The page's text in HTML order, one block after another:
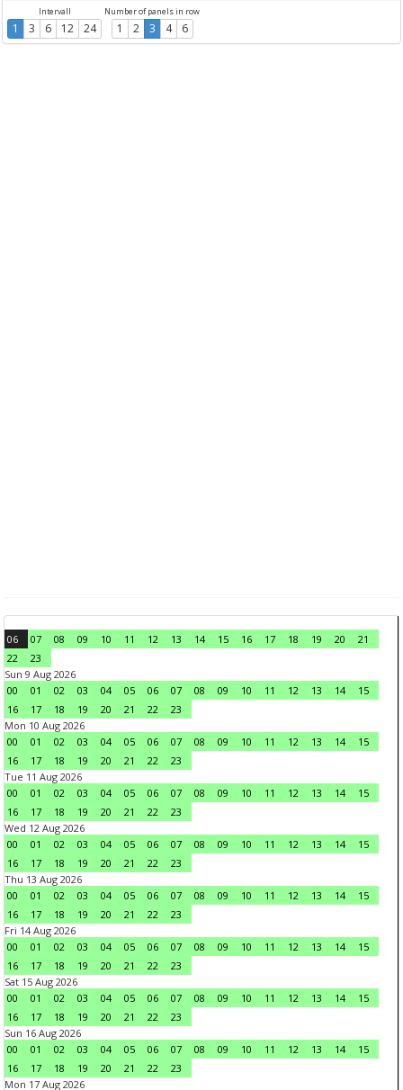
Intervall
1 3 6 12 24
Number of panels in row
1 2 3 4 6
06 07 08 09 10 11 12 13 14 15 16 17 18 19 20
21
22
23
Sun 9 Aug 2026
00
01 02 03 04 05 06 07 08 09 10 11 12 13 14
15
16
17 18 19 20 21 22
23
Mon 10 Aug 2026
00
01 02 03 04 05 06 07 08 09 10 11 12 13 14
15
16
17 18 19 20 21 22
23
Tue 11 Aug 2026
00
01 02 03 04 05 06 07 08 09 10 11 12 13 14
15
16
17 18 19 20 21 22
23
Wed 12 Aug 2026
00
01 02 03 04 05 06 07 08 09 10 11 12 13 14
15
16
17 18 19 20 21 22
23
Thu 13 Aug 2026
00
01 02 03 04 05 06 07 08 09 10 11 12 13 14
15
16
17 18 19 20 21 22
23
Fri 14 Aug 2026
00
01 02 03 04 05 06 07 08 09 10 11 12 13 14
15
16
17 18 19 20 21 22
23
Sat 15 Aug 2026
00
01 02 03 04 05 06 07 08 09 10 11 12 13 14
15
16
17 18 19 20 21 22
23
Sun 16 Aug 2026
00
01 02 03 04 05 06 07 08 09 10 11 12 13 14
15
16
17 18 19 20 21 22
23
Mon 17 Aug 2026